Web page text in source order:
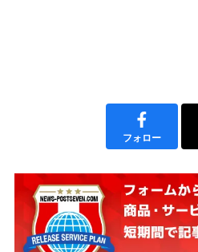
フォロー